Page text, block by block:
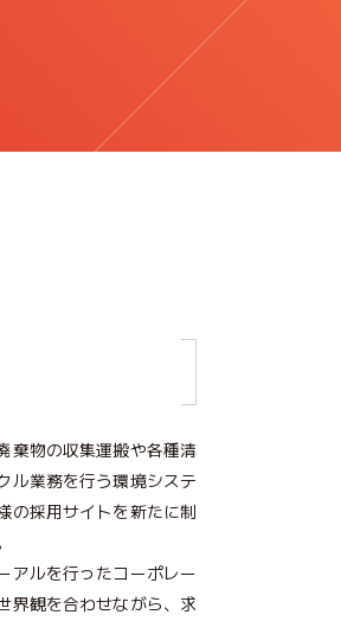
棄物の収集運搬や各種清
ル業務を行う環境システ
の採用サイトを新たに制
アルを行ったコーポレー
界観を合わせながら、求